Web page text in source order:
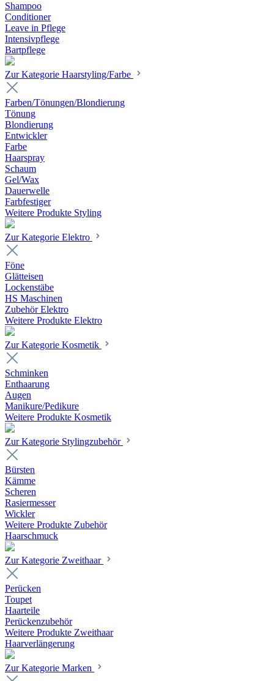
Shampoo
Conditioner
Leave in Pflege
Intensivpflege
Bartpflege
Zur Kategorie Haarstyling/Farbe
Farben/Tönungen/Blondierung
Tönung
Blondierung
Entwickler
Farbe
Haarspray
Schaum
Gel/Wax
Dauerwelle
Farbfestiger
Weitere Produkte Styling
Zur Kategorie Elektro
Föne
Glätteisen
Lockenstäbe
HS Maschinen
Zubehör Elektro
Weitere Produkte Elektro
Zur Kategorie Kosmetik
Schminken
Enthaarung
Augen
Manikure/Pedikure
Weitere Produkte Kosmetik
Zur Kategorie Stylingzubehör
Bürsten
Kämme
Scheren
Rasiermesser
Wickler
Weitere Produkte Zubehör
Haarschmuck
Zur Kategorie Zweithaar
Perücken
Toupet
Haarteile
Perückenzubehör
Weitere Produkte Zweithaar
Haarverlängerung
Zur Kategorie Marken